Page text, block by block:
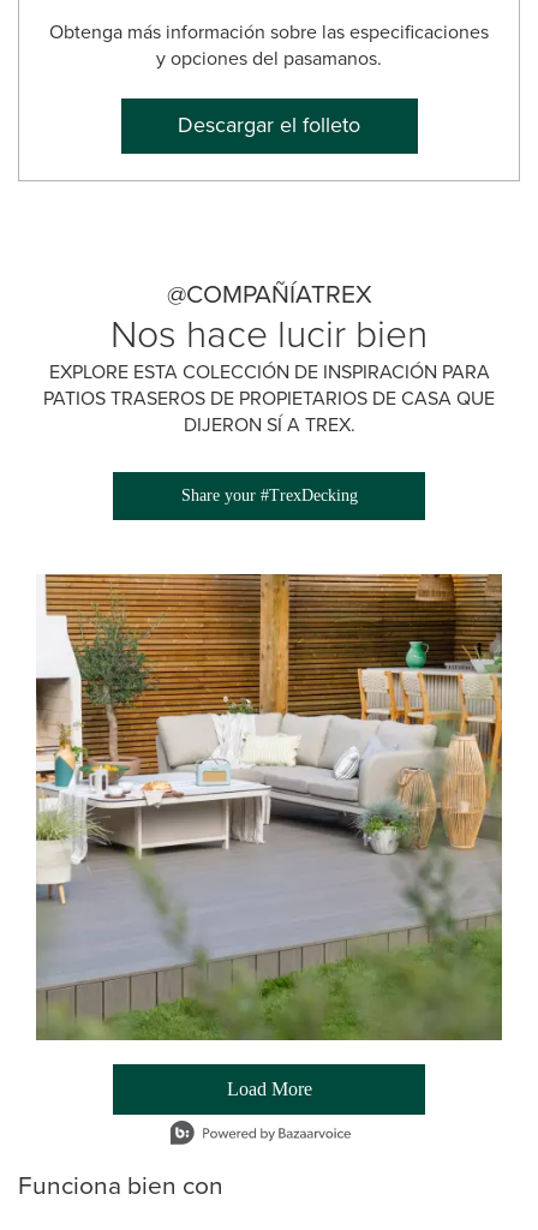
Obtenga más información sobre las especificaciones
y opciones del pasamanos.
Descargar el folleto
@COMPAÑÍATREX
Nos hace lucir bien
EXPLORE ESTA COLECCIÓN DE INSPIRACIÓN PARA
PATIOS TRASEROS DE PROPIETARIOS DE CASA QUE
DIJERON SÍ A TREX.
Share your #TrexDecking
Media Gallery
Load More
- Media Gallery
1 of 54 total items loaded in Media Gallery
Funciona bien con